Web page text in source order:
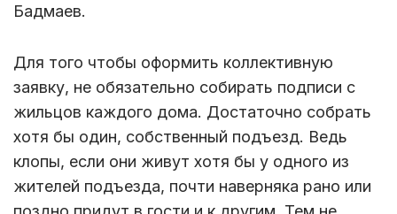
Бадмаев.
Для того чтобы оформить коллективную
заявку, не обязательно собирать подписи с
жильцов каждого дома. Достаточно собрать
хотя бы один, собственный подъезд. Ведь
клопы, если они живут хотя бы у одного из
жителей подъезда, почти наверняка рано или